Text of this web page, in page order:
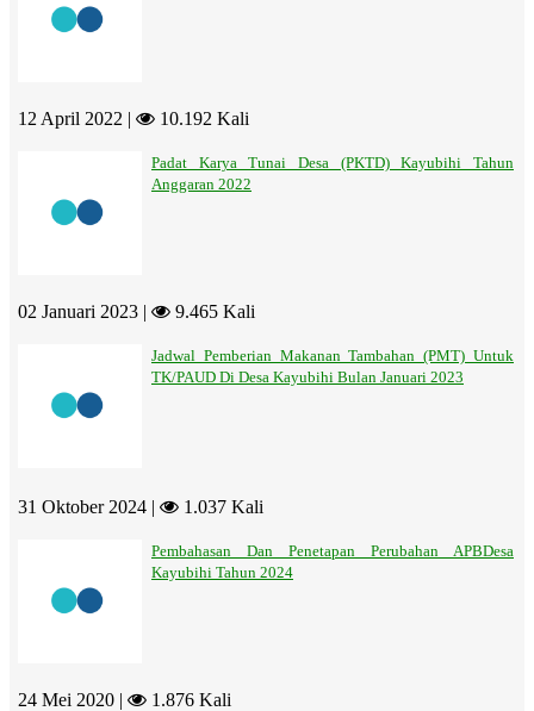
12 April 2022 | 10.192 Kali
Padat Karya Tunai Desa (PKTD) Kayubihi Tahun
Anggaran 2022
02 Januari 2023 | 9.465 Kali
Jadwal Pemberian Makanan Tambahan (PMT) Untuk
TK/PAUD Di Desa Kayubihi Bulan Januari 2023
31 Oktober 2024 | 1.037 Kali
Pembahasan Dan Penetapan Perubahan APBDesa
Kayubihi Tahun 2024
24 Mei 2020 | 1.876 Kali